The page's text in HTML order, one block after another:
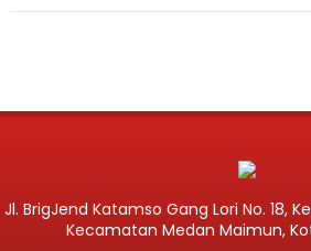
Jl. BrigJend Katamso Gang Lori No. 18,
Kecamatan Medan Maimun,